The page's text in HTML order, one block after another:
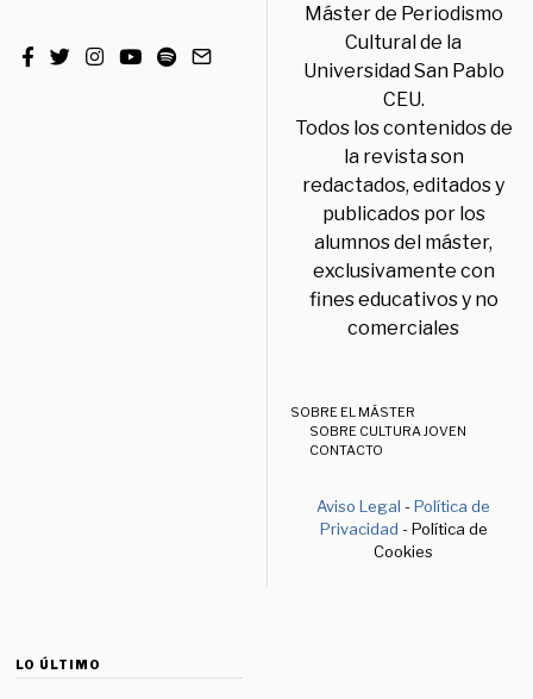
Máster de Periodismo
Cultural de la
Universidad San Pablo
CEU.
Todos los contenidos de
la revista son
redactados, editados y
publicados por los
alumnos del máster,
exclusivamente con
fines educativos y no
comerciales
SOBRE EL MÁSTER
SOBRE CULTURA JOVEN
CONTACTO
Aviso Legal -Política de
Privacidad - Política de
Cookies
LO ÚLTIMO